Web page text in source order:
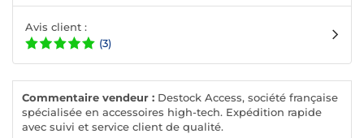
Avis client :
(3)
Commentaire vendeur : Destock Access, société française
spécialisée en accessoires high-tech. Expédition rapide
avec suivi et service client de qualité.